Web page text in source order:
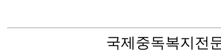
국제중독복지전